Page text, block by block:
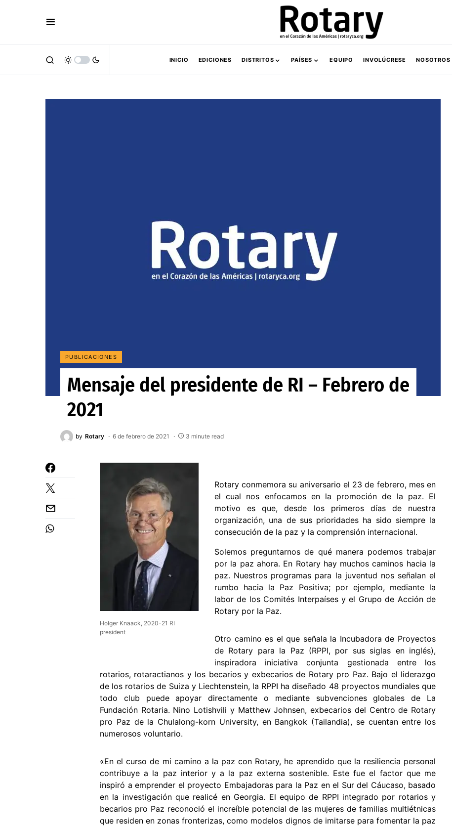
INICIO EDICIONES DISTRITOS PAÍSES EQUIPO INVOLÚCRESE NOSOTROS
PUBLICACIONES
Mensaje del presidente de RI – Febrero de
2021
by Rotary 6 de febrero de 2021 3 minute read
Holger Knaack, 2020-21 RI
president
Rotary conmemora su aniversario el 23 de febrero, mes en
el cual nos enfocamos en la promoción de la paz. El
motivo es que, desde los primeros días de nuestra
organización, una de sus prioridades ha sido siempre la
consecución de la paz y la comprensión internacional.
Solemos preguntarnos de qué manera podemos trabajar
por la paz ahora. En Rotary hay muchos caminos hacia la
paz. Nuestros programas para la juventud nos señalan el
rumbo hacia la Paz Positiva; por ejemplo, mediante la
labor de los Comités Interpaíses y el Grupo de Acción de
Rotary por la Paz.
Otro camino es el que señala la Incubadora de Proyectos
de Rotary para la Paz (RPPI, por sus siglas en inglés),
inspiradora iniciativa conjunta gestionada entre los
rotarios, rotaractianos y los becarios y exbecarios de Rotary pro Paz. Bajo el liderazgo
de los rotarios de Suiza y Liechtenstein, la RPPI ha diseñado 48 proyectos mundiales que
todo club puede apoyar directamente o mediante subvenciones globales de La
Fundación Rotaria. Nino Lotishvili y Matthew Johnsen, exbecarios del Centro de Rotary
pro Paz de la Chulalong-korn University, en Bangkok (Tailandia), se cuentan entre los
numerosos voluntario.
«En el curso de mi camino a la paz con Rotary, he aprendido que la resiliencia personal
contribuye a la paz interior y a la paz externa sostenible. Este fue el factor que me
inspiró a emprender el proyecto Embajadoras para la Paz en el Sur del Cáucaso, basado
en la investigación que realicé en Georgia. El equipo de RPPI integrado por rotarios y
becarios pro Paz reconoció el increíble potencial de las mujeres de familias multiétnicas
que residen en zonas fronterizas, como modelos dignos de imitarse para fomentar la paz